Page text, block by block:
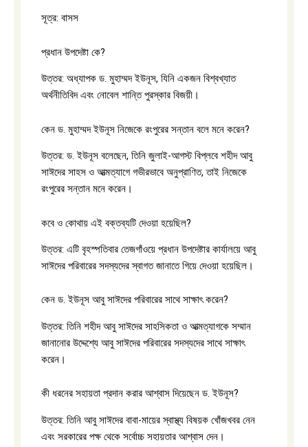
সূত্র: বাসস
প্রধান উপদেষ্টা কে?
উত্তর: অধ্যাপক ড. মুহাম্মদ ইউনূস, যিনি একজন বিশ্বখ্যাত
অর্থনীতিবিদ এবং নোবেল শান্তি পুরস্কার বিজয়ী।
কেন ড. মুহাম্মদ ইউনূস নিজেকে রংপুরের সন্তান বলে মনে করেন?
উত্তর: ড. ইউনূস বলেছেন, তিনি জুলাই-আগস্ট বিপ্লবে শহীদ আবু
সাঈদের সাহস ও আত্মত্যাগে গভীরভাবে অনুপ্রাণিত, তাই নিজেকে
রংপুরের সন্তান মনে করেন।
কবে ও কোথায় এই বক্তব্যটি দেওয়া হয়েছিল?
উত্তর: এটি বৃহস্পতিবার তেজগাঁওয়ে প্রধান উপদেষ্টার কার্যালয়ে আবু
সাঈদের পরিবারের সদস্যদের স্বাগত জানাতে গিয়ে দেওয়া হয়েছিল।
কেন ড. ইউনূস আবু সাঈদের পরিবারের সাথে সাক্ষাৎ করেন?
উত্তর: তিনি শহীদ আবু সাঈদের সাহসিকতা ও আত্মত্যাগকে সম্মান
জানানোর উদ্দেশ্যে আবু সাঈদের পরিবারের সদস্যদের সাথে সাক্ষাৎ
করেন।
কী ধরনের সহায়তা প্রদান করার আশ্বাস দিয়েছেন ড. ইউনূস?
উত্তর: তিনি আবু সাঈদের বাবা-মায়ের স্বাস্থ্য বিষয়ক খোঁজখবর নেন
এবং সরকারের পক্ষ থেকে সর্বোচ্চ সহায়তার আশ্বাস দেন।